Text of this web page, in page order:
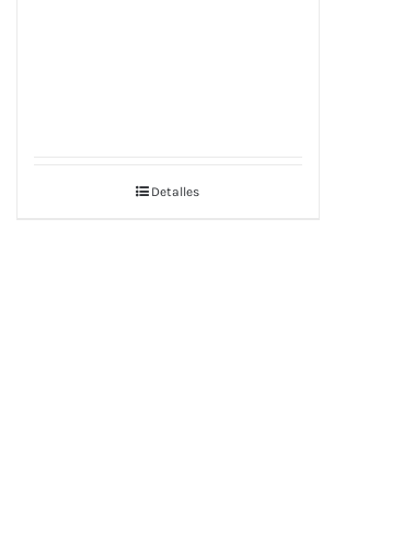
Detalles